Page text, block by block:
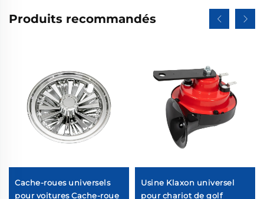
Produits recommandés
Cache-roues universels
pour voitures Cache-roue
Usine Klaxon universel
pour chariot de golf